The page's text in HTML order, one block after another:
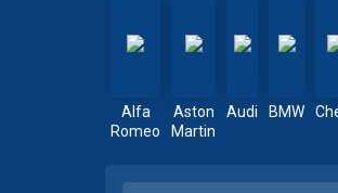
Alfa
Romeo
Aston
Martin
Audi BMW